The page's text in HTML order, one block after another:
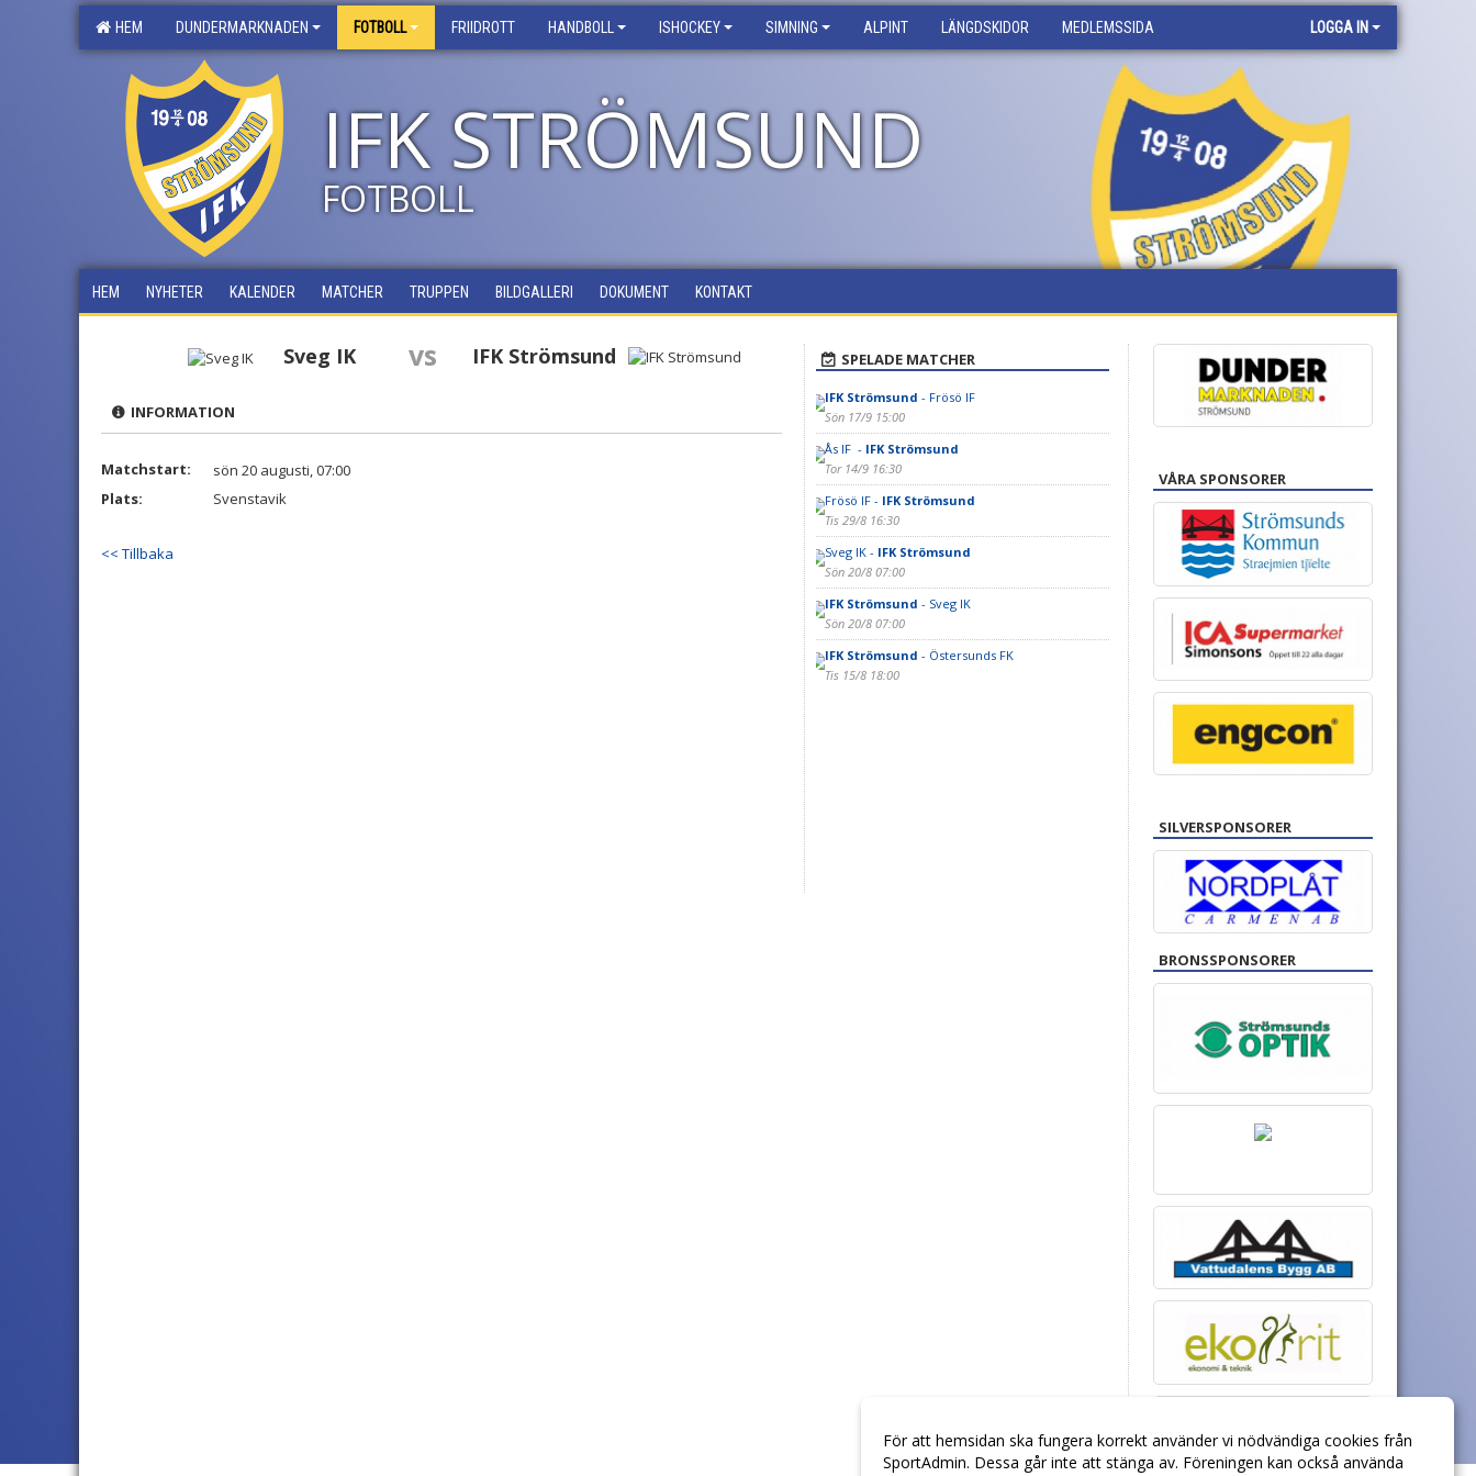
HEM DUNDERMARKNADEN FOTBOLL FRIIDROTT HANDBOLL ISHOCKEY SIMNING ALPINT LÄNGDSKIDOR MEDLEMSSIDA LOGGA IN
IFK STRÖMSUND
FOTBOLL
HEM NYHETER KALENDER MATCHER TRUPPEN BILDGALLERI DOKUMENT KONTAKT
Sveg IK vs IFK Strömsund
INFORMATION
Matchstart:
sön 20 augusti, 07:00
Plats:
Svenstavik
<< Tillbaka
SPELADE MATCHER
IFK Strömsund - Frösö IF
Sön 17/9 15:00
Ås IF - IFK Strömsund
Tor 14/9 16:30
Frösö IF - IFK Strömsund
Tis 29/8 16:30
Sveg IK - IFK Strömsund
Sön 20/8 07:00
IFK Strömsund - Sveg IK
Sön 20/8 07:00
IFK Strömsund - Östersunds FK
Tis 15/8 18:00
VÅRA SPONSORER
SILVERSPONSORER
BRONSSPONSORER
För att hemsidan ska fungera korrekt använder vi nödvändiga cookies från
SportAdmin. Dessa går inte att stänga av. Föreningen kan också använda